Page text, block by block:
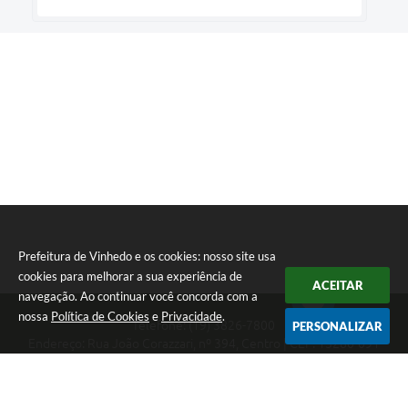
Prefeitura de Vinhedo e os cookies: nosso site usa
cookies para melhorar a sua experiência de
navegação. Ao continuar você concorda com a
nossa Política de Cookies e Privacidade.
ACEITAR
PERSONALIZAR
Telefone: (19) 3826-7800
Endereço: Rua João Corazzari, nº 394, Centro | CEP: 13280-091